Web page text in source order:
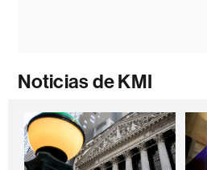
Noticias de KMI